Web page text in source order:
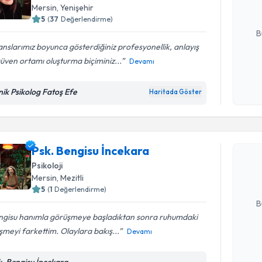
Mersin, Yenişehir
5 (37 Değerlendirme)
boyunca gösterdiğiniz profesyonellik, anlayış
ortamı oluşturma biçiminiz...
Devamı
Psikolog Fatoş Efe Haritada Göster
Psk. Bengisu İncekara
Psikoloji
Mersin, Mezitli
5 (1 Değerlendirme)
hanımla görüşmeye başladıktan sonra ruhumdaki
farkettim. Olaylara bakış...
Devamı
Randevu